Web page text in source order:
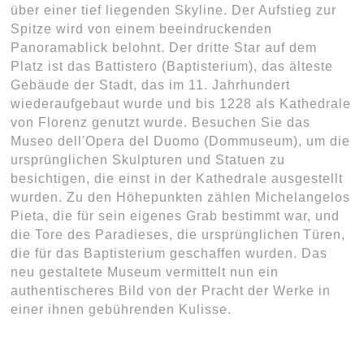
über einer tief liegenden Skyline. Der Aufstieg zur
Spitze wird von einem beeindruckenden
Panoramablick belohnt. Der dritte Star auf dem
Platz ist das Battistero (Baptisterium), das älteste
Gebäude der Stadt, das im 11. Jahrhundert
wiederaufgebaut wurde und bis 1228 als Kathedrale
von Florenz genutzt wurde. Besuchen Sie das
Museo dell'Opera del Duomo (Dommuseum), um die
ursprünglichen Skulpturen und Statuen zu
besichtigen, die einst in der Kathedrale ausgestellt
wurden. Zu den Höhepunkten zählen Michelangelos
Pieta, die für sein eigenes Grab bestimmt war, und
die Tore des Paradieses, die ursprünglichen Türen,
die für das Baptisterium geschaffen wurden. Das
neu gestaltete Museum vermittelt nun ein
authentischeres Bild von der Pracht der Werke in
einer ihnen gebührenden Kulisse.